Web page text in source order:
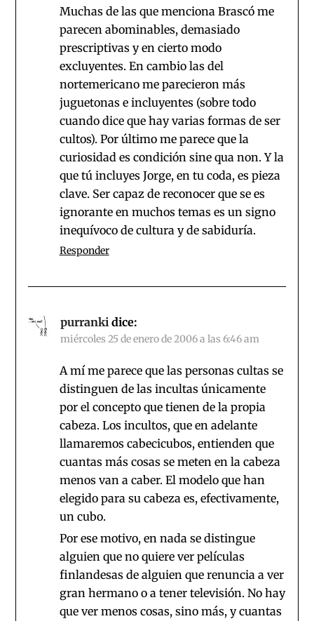
Muchas de las que menciona Brascó me
parecen abominables, demasiado
prescriptivas y en cierto modo
excluyentes. En cambio las del
nortemericano me parecieron más
juguetonas e incluyentes (sobre todo
cuando dice que hay varias formas de ser
cultos). Por último me parece que la
curiosidad es condición sine qua non. Y la
que tú incluyes Jorge, en tu coda, es pieza
clave. Ser capaz de reconocer que se es
ignorante en muchos temas es un signo
inequívoco de cultura y de sabiduría.
Responder
purranki dice:
miércoles 25 de enero de 2006 a las 6:46 am
A mí me parece que las personas cultas se
distinguen de las incultas únicamente
por el concepto que tienen de la propia
cabeza. Los incultos, que en adelante
llamaremos cabecicubos, entienden que
cuantas más cosas se meten en la cabeza
menos van a caber. El modelo que han
elegido para su cabeza es, efectivamente,
un cubo.
Por ese motivo, en nada se distingue
alguien que no quiere ver películas
finlandesas de alguien que renuncia a ver
gran hermano o a tener televisión. No hay
que ver menos cosas, sino más, y cuantas